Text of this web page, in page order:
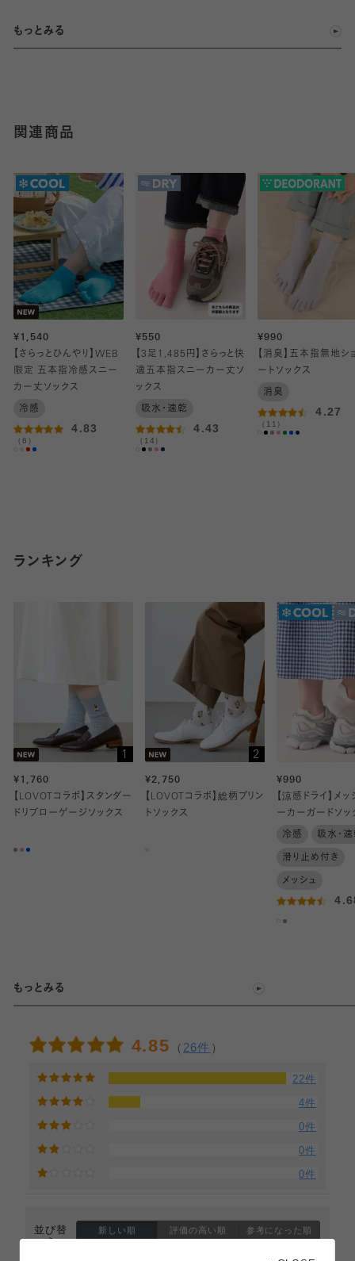
もっとみる
関連商品
¥1,540
【さらっとひんやり】WEB
限定 五本指冷感スニー
カー丈ソックス
冷感
4.83
（6）
¥550
【3足1,485円】さらっと快
適五本指スニーカー丈ソ
ックス
吸水・速乾
4.43
（14）
¥990
【消臭】五本指無地シ
ートソックス
消臭
4.27
（11）
ランキング
1
¥1,760
【LOVOTコラボ】スタンダー
ドリブローゲージソックス
2
¥2,750
【LOVOTコラボ】総柄プリン
トソックス
¥990
【涼感ドライ】メ
ーカーガードソッ
冷感 吸水・
滑り止め付き
メッシュ
もっとみる
4.85 （ 26件 ）
22件
4件
0件
0件
0件
並び替
え
新しい順 評価の高い順 参考になった順